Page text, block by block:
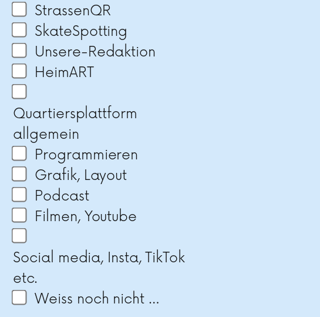
StrassenQR
SkateSpotting
Unsere-Redaktion
HeimART
Quartiersplattform
allgemein
Programmieren
Grafik, Layout
Podcast
Filmen, Youtube
Social media, Insta, TikTok
etc.
Weiss noch nicht …